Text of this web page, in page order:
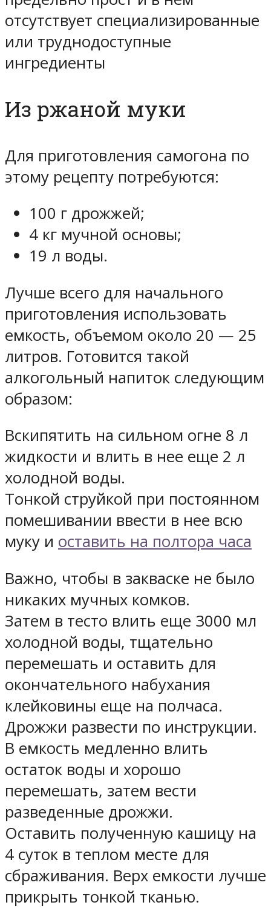
отсутствует специализированные
или труднодоступные
ингредиенты
Из ржаной муки
Для приготовления самогона по
этому рецепту потребуются:
100 г дрожжей;
4 кг мучной основы;
19 л воды.
Лучше всего для начального
приготовления использовать
емкость, объемом около 20 — 25
литров. Готовится такой
алкогольный напиток следующим
образом:
Вскипятить на сильном огне 8 л
жидкости и влить в нее еще 2 л
холодной воды.
Тонкой струйкой при постоянном
помешивании ввести в нее всю
муку и оставить на полтора часа
Важно, чтобы в закваске не было
никаких мучных комков.
Затем в тесто влить еще 3000 мл
холодной воды, тщательно
перемешать и оставить для
окончательного набухания
клейковины еще на полчаса.
Дрожжи развести по инструкции.
В емкость медленно влить
остаток воды и хорошо
перемешать, затем вести
разведенные дрожжи.
Оставить полученную кашицу на
4 суток в теплом месте для
сбраживания. Верх емкости лучше
прикрыть тонкой тканью.